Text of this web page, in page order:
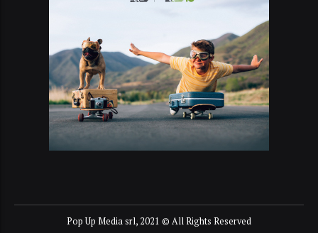
Pop Up Media srl, 2021 © All Rights Reserved